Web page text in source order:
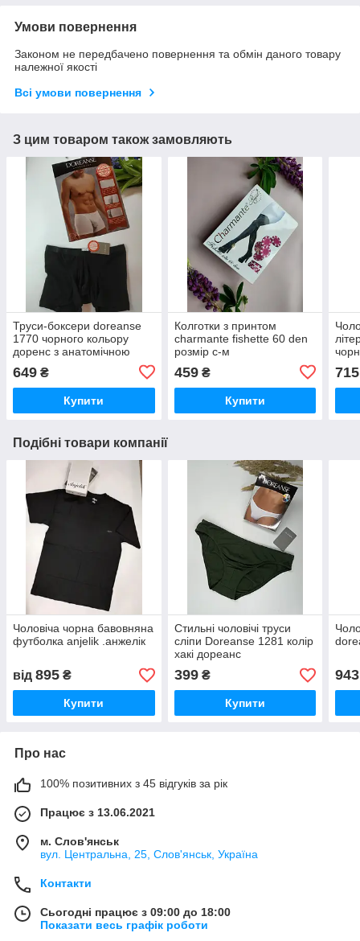
Умови повернення
Законом не передбачено повернення та обмін даного товару
належної якості
Всі умови повернення
З цим товаром також замовляють
Труси-боксери doreanse
1770 чорного кольору
доренс з анатомічною
649 ₴
Купити
Колготки з принтом
charmante fishette 60 den
розмір с-м
459₴
Купити
715
Подібні товари компанії
Чоловіча чорна бавовняна
футболка anjelik .анжелік
від 895 ₴
Купити
Стильні чоловічі труси
сліпи Doreanse 1281 колір
хакі дореанс
399₴
Купити
943
Про нас
100% позитивних з 45 відгуків за рік
Працює з 13.06.2021
м. Слов'янськ
вул. Центральна, 25, Слов'янськ, Україна
Контакти
Сьогодні працює з 09:00 до 18:00
Показати весь графік роботи